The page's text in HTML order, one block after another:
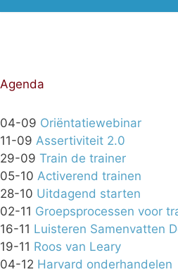
Agenda
04-09 Oriëntatiewebinar
11-09 Assertiviteit 2.0
29-09 Train de trainer
05-10 Activerend trainen
28-10 Uitdagend starten
02-11 Groepsprocessen voor
16-11 Luisteren Samenvatten
19-11 Roos van Leary
04-12 Harvard onderhandelen